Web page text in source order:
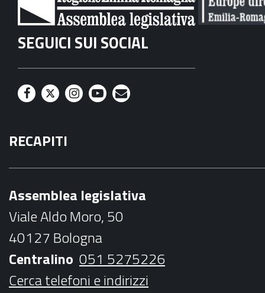
SEGUICI SUI SOCIAL
F
c
e
k
T
i
t
I
t
a
m
Y
t
b
e
M
l
RECAPITI
Assemblea legislativa
Viale Aldo Moro, 50
40127 Bologna
Centralino 051 5275226
Cerca telefoni e indirizzi